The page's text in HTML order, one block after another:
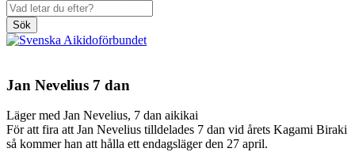
Sök
Jan Nevelius 7 dan
Läger med Jan Nevelius, 7 dan aikikai
För att fira att Jan Nevelius tilldelades 7 dan vid årets Kagami Biraki
så kommer han att hålla ett endagsläger den 27 april.